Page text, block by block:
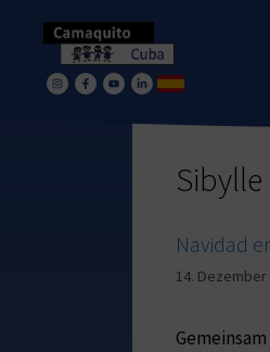
Navidad
14. Dezember